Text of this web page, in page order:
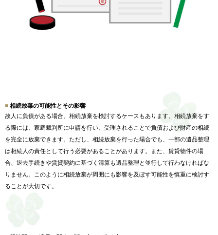
相続放棄の可能性とその影響
故人に負債がある場合、相続放棄を検討するケースもあります。 相続放棄をす
る際には、家庭裁判所に申請を行い、 受理されることで負債および財産の相続
を完全に放棄できます。 ただし、相続放棄を行った場合でも、 一部の遺品整理
は相続人の責任として行う必要があることがありま す。また、賃貸物件の場
合、 退去手続きや賃貸契約に基づく清算も遺品整理と並行して行わなければな
りません。
このように相続放棄が周囲にも影響を及ぼす可能性を慎重に検討す
ることが大切です。